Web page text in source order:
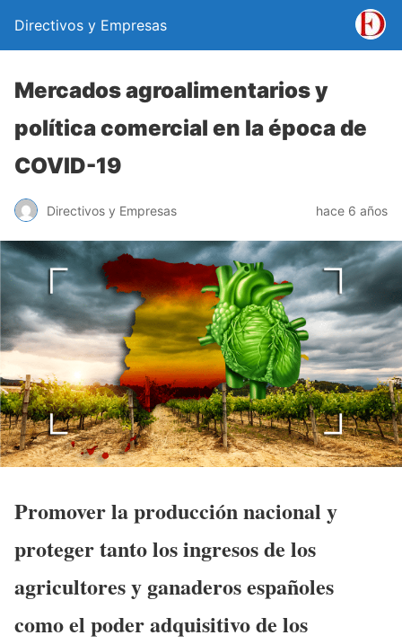
Directivos y Empresas
Mercados agroalimentarios y
política comercial en la época de
COVID-19
Directivos y Empresas hace 6 años
Promover la producción nacional y
proteger tanto los ingresos de los
agricultores y ganaderos españoles
como el poder adquisitivo de los